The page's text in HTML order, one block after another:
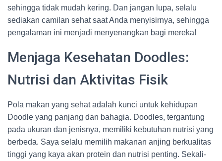
sehingga tidak mudah kering. Dan jangan lupa, selalu
sediakan camilan sehat saat Anda menyisirnya, sehingga
pengalaman ini menjadi menyenangkan bagi mereka!
Menjaga Kesehatan Doodles:
Nutrisi dan Aktivitas Fisik
Pola makan yang sehat adalah kunci untuk kehidupan
Doodle yang panjang dan bahagia. Doodles, tergantung
pada ukuran dan jenisnya, memiliki kebutuhan nutrisi yang
berbeda. Saya selalu memilih makanan anjing berkualitas
tinggi yang kaya akan protein dan nutrisi penting. Sekali-